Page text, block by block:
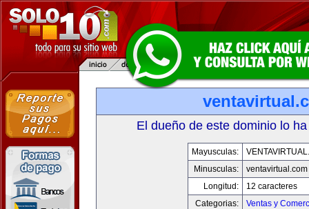
El dueño de este dominio lo
Mayusculas:
Minusculas:
ventavirtual.com
Longitud:
12 caracteres
Categorias:
Ventas y